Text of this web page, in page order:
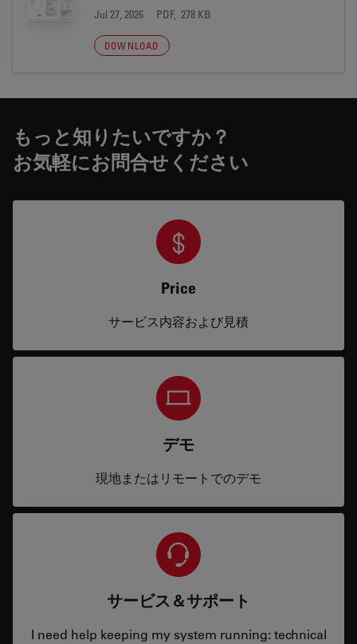
Jul 27, 2026 PDF, 278 KB
DOWNLOAD
もっと知りたいですか？
お気軽にお問合せください
Price
サービス内容および見積
デモ
現地またはリモートでのデモ
サービス＆サポート
I need help keeping my system running: technical